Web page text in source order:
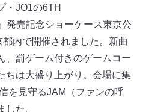
・JO1の6TH
発売記念ショーケース東京公
内で開催されました。新曲
、罰ゲーム付きのゲームコー
ちは大盛り上がり。会場に集
を見守るJAM（ファンの呼
た。